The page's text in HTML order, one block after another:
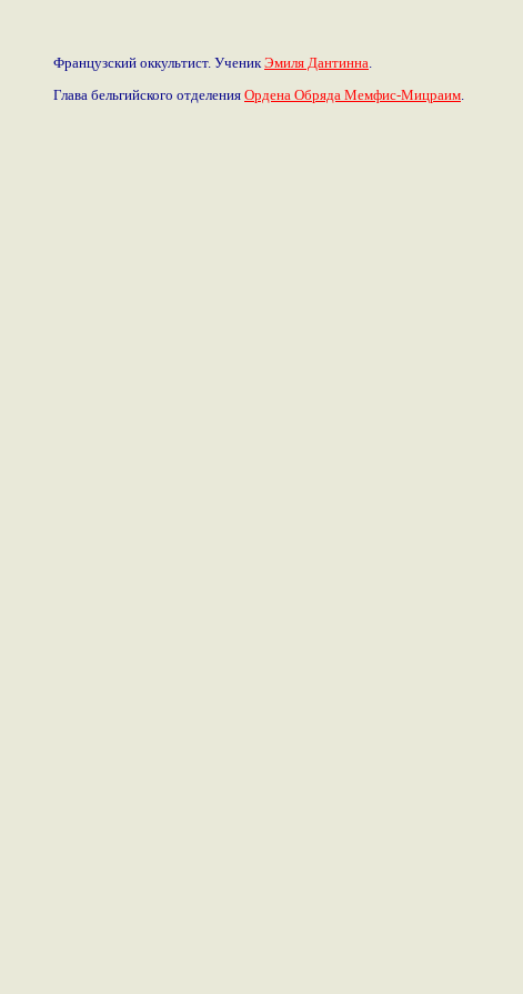
Французский оккультист. Ученик Эмиля Дантинна
Глава бельгийского отделения Ордена Обряда Мемфис-Мицраим